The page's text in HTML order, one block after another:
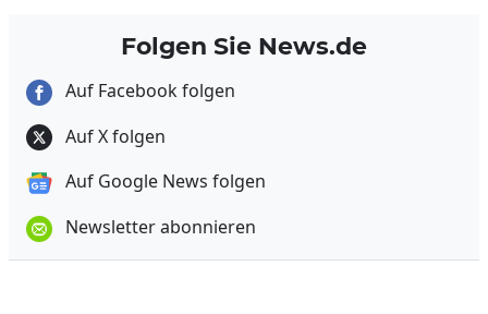
Folgen Sie News.de
Auf Facebook folgen
Auf X folgen
Auf Google News folgen
Newsletter abonnieren